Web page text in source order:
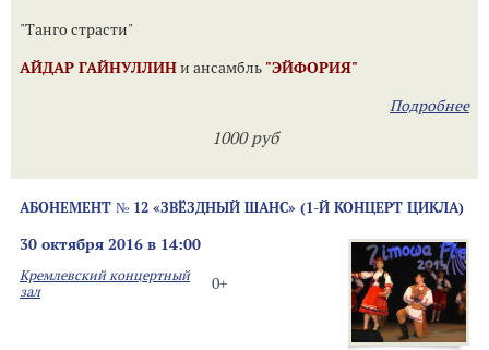
"Танго страсти"
АЙДАР ГАЙНУЛЛИНи ансамбль "ЭЙФОРИЯ"
Подробнее
1000 руб
АБОНЕМЕНТ № 12 «ЗВЁЗДНЫЙ ШАНС» (1-Й КОНЦЕРТ ЦИКЛА)
30 октября 2016 в 14:00
0+
Кремлевский концертный
зал